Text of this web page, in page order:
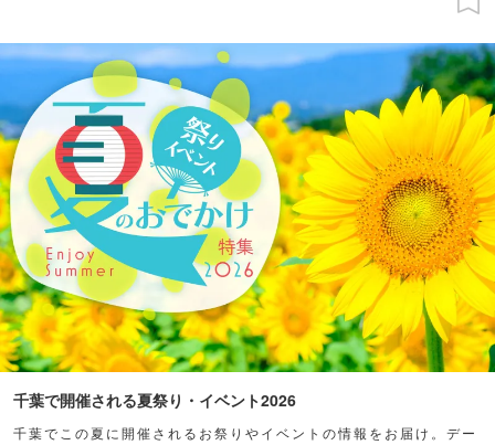
千葉で開催される夏祭り・イベント2026
千葉でこの夏に開催されるお祭りやイベントの情報をお届け。デー